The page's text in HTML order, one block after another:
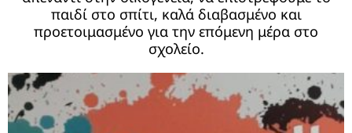
παιδί στο σπίτι, καλά διαβασμένο και
προετοιμασμένο για την επόμενη μέρα στο
σχολείο.